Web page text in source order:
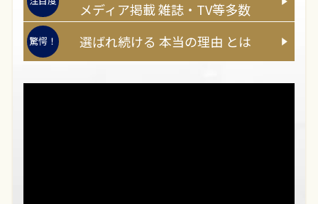
メディア掲載雑誌・TV等多数
驚愕！ 選ばれ続ける 本当の理由 とは